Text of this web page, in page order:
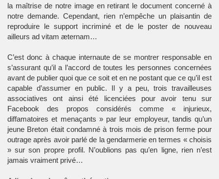
la maîtrise de notre image en retirant le document concerné à
notre demande. Cependant, rien n’empêche un plaisantin de
reproduire le support incriminé et de le poster de nouveau
ailleurs ad vitam æternam…
C’est donc à chaque internaute de se montrer responsable en
s’assurant qu’il a l’accord de toutes les personnes concernées
avant de publier quoi que ce soit et en ne postant que ce qu’il est
capable d’assumer en public. Il y a peu, trois travailleuses
associatives ont ainsi été licenciées pour avoir tenu sur
Facebook des propos considérés comme « injurieux,
diffamatoires et menaçants » par leur employeur, tandis qu’un
jeune Breton était condamné à trois mois de prison ferme pour
outrage après avoir parlé de la gendarmerie en termes « choisis
» sur son propre profil. N’oublions pas qu’en ligne, rien n’est
jamais vraiment privé…